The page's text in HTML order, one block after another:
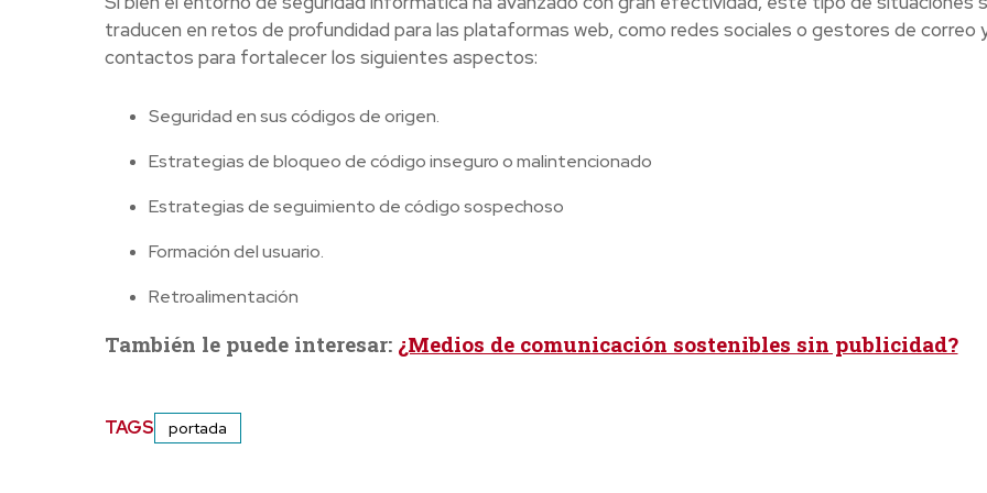
traducen en retos de profundidad para las plataformas web, como redes sociales o gestores de correo
contactos para fortalecer los siguientes aspectos:
Seguridad en sus códigos de origen.
Estrategias de bloqueo de código inseguro o malintencionado
Estrategias de seguimiento de código sospechoso
Formación del usuario.
Retroalimentación
También le puede interesar: ¿Medios de comunicación sostenibles sin publicidad?
TAGS portada